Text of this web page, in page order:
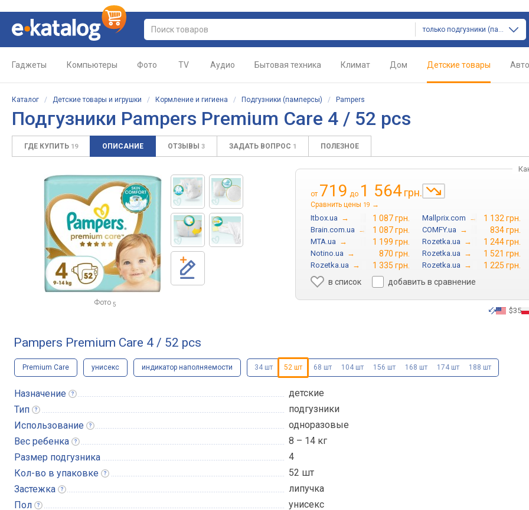
только подгузники (памперсы)
Гаджеты Компьютеры Фото TV Аудио Бытовая техника Климат Дом Детские товары Авто
Каталог / Детские товары и игрушки / Кормление и гигиена / Подгузники (памперсы) / Pampers
Подгузники Pampers Premium Care 4 / 52 pcs
ГДЕ КУПИТЬ 19 ОПИСАНИЕ ОТЗЫВЫ 3 ЗАДАТЬ ВОПРОС 1 ПОЛЕЗНОЕ
Фото 5
от 719 до 1 564грн.
Сравнить цены 19 →
Itbox.ua → 1 087 грн. Mallprix.com → 1 132 грн.
Brain.com.ua → 1 087 грн. COMFY.ua → 834 грн.
MTA.ua → 1 199 грн. Rozetka.ua → 1 244 грн.
Notino.ua → 870 грн. Rozetka.ua → 1 521 грн.
Rozetka.ua → 1 335 грн. Rozetka.ua →
1 225 грн.
в список
добавить в сравнение
$35
Pampers Premium Care 4 / 52 pcs
Premium Care унисекс индикатор наполняемости 34 шт 52 шт 68 шт 104 шт 156 шт 168 шт 174 шт 188 шт
Назначение
детские
Тип
подгузники
Использование
одноразовые
Вес ребенка
8 – 14 кг
Размер подгузника
4
Кол-во в упаковке
52 шт
Застежка
липучка
Пол
унисекс